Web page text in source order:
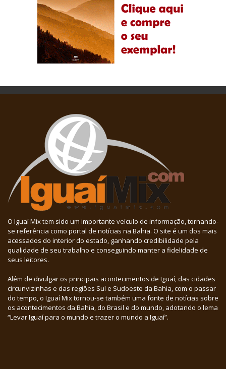
O Iguaí Mix tem sido um importante veículo de informação, tornando-
se referência como portal de notícias na Bahia. O site é um dos mais
acessados do interior do estado, ganhando credibilidade pela
qualidade de seu trabalho e conseguindo manter a fidelidade de
seus leitores.
Além de divulgar os principais acontecimentos de Iguaí, das cidades
circunvizinhas e das regiões Sul e Sudoeste da Bahia, com o passar
do tempo, o Iguaí Mix tornou-se também uma fonte de notícias sobre
os acontecimentos da Bahia, do Brasil e do mundo, adotando o lema
“Levar Iguaí para o mundo e trazer o mundo a Iguaí”.